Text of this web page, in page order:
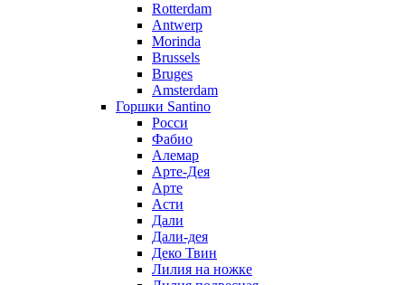
Rotterdam
Antwerp
Morinda
Brussels
Bruges
Amsterdam
Горшки Santino
Росси
Фабио
Алемар
Арте-Дея
Арте
Асти
Дали
Дали-дея
Деко Твин
Лилия на ножке